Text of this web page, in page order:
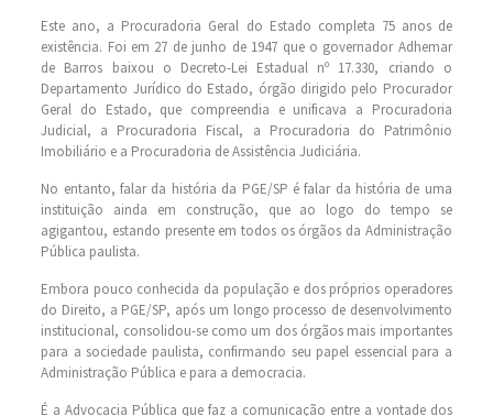
Este ano, a Procuradoria Geral do Estado completa 75 anos de
existência. Foi em 27 de junho de 1947 que o governador Adhemar
de Barros baixou o Decreto-Lei Estadual nº 17.330, criando o
Departamento Jurídico do Estado, órgão dirigido pelo Procurador
Geral do Estado, que compreendia e unificava a Procuradoria
Judicial, a Procuradoria Fiscal, a Procuradoria do Patrimônio
Imobiliário e a Procuradoria de Assistência Judiciária.
No entanto, falar da história da PGE/SP é falar da história de uma
instituição ainda em construção, que ao logo do tempo se
agigantou, estando presente em todos os órgãos da Administração
Pública paulista.
Embora pouco conhecida da população e dos próprios operadores
do Direito, a PGE/SP, após um longo processo de desenvolvimento
institucional, consolidou-se como um dos órgãos mais importantes
para a sociedade paulista, confirmando seu papel essencial para a
Administração Pública e para a democracia.
É a Advocacia Pública que faz a comunicação entre a vontade dos